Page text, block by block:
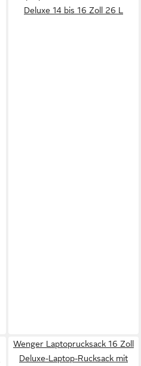
Deluxe 14 bis 16 Zoll 26 L
Wenger Laptoprucksack 16 Zoll
Deluxe-Laptop-Rucksack mit